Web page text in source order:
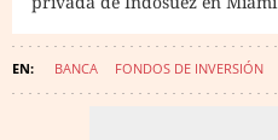
BANCA FONDOS DE INVERSIÓN